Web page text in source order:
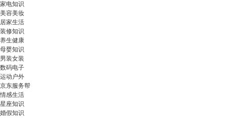
家电知识
美容美妆
居家生活
装修知识
养生健康
母婴知识
男装女装
数码电子
运动户外
京东服务帮
情感生活
星座知识
婚假知识